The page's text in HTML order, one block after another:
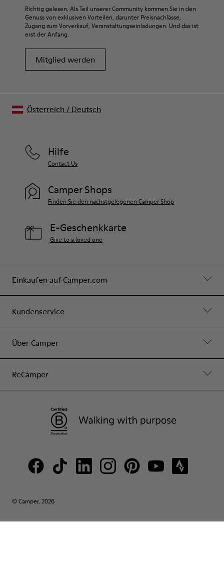
Richtig gelesen. Als Teil unserer Community kommen Sie in den
Genuss von exklusiven Vorteilen, darunter Preisnachlässe,
Zugang zum Vorverkauf, Veranstaltungseinladungen. Und das ist
erst der Anfang.
Mitglied werden
Einkaufen auf Camper.com
Kundenservice
Über Camper
ReCamper
Hilfe
Contact Us
Camper Shops
Finden Sie den nächstgelegenen Camper Shop
E-Geschenkkarte
Give to a loved one
© Camper, 2026
Österreich / Deutsch